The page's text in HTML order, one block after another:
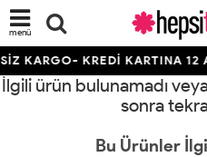
menü
KARGO- KREDİ KARTINA 12
İlgili ürün bulunamadı
sonra
Bu Ürünler